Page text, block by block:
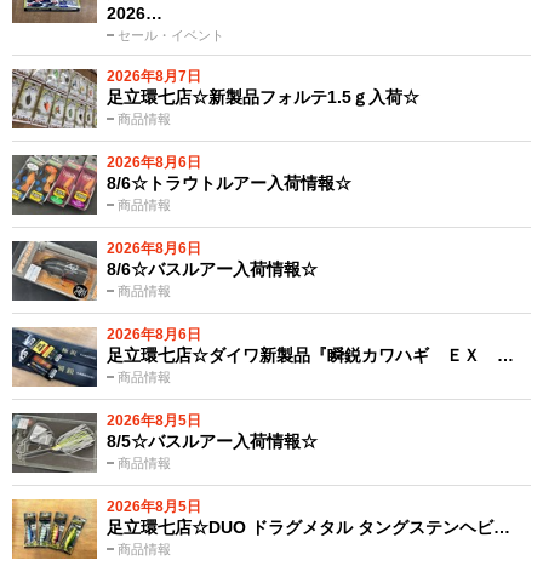
セール・イベント
2026…
2026年8月7日
商品情報
足立環七店☆新製品フォルテ1.5ｇ入荷☆
2026年8月6日
商品情報
8/6☆トラウトルアー入荷情報☆
2026年8月6日
商品情報
8/6☆バスルアー入荷情報☆
2026年8月6日
商品情報
足立環七店☆ダイワ新製品『瞬鋭カワハギ ＥＸ …
2026年8月5日
商品情報
8/5☆バスルアー入荷情報☆
2026年8月5日
商品情報
足立環七店☆DUO ドラグメタル タングステンヘビ…